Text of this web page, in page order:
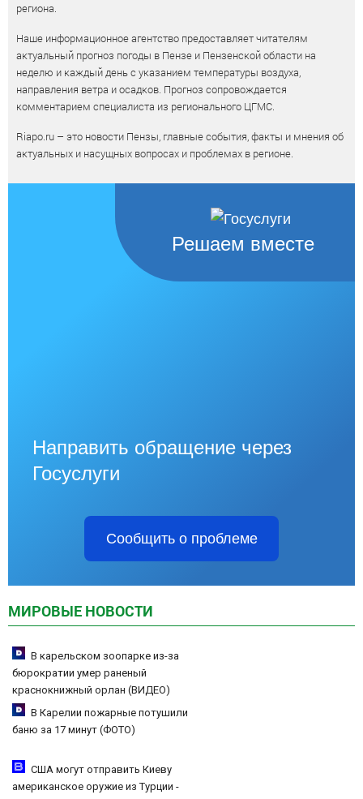
региона.
Наше информационное агентство предоставляет читателям
актуальный прогноз погоды в Пензе и Пензенской области на
неделю и каждый день с указанием температуры воздуха,
направления ветра и осадков. Прогноз сопровождается
комментарием специалиста из регионального ЦГМС.
Riapo.ru – это новости Пензы, главные события, факты и мнения об
актуальных и насущных вопросах и проблемах в регионе.
Решаем вместе
Направить обращение через
Госуслуги
Сообщить о проблеме
МИРОВЫЕ НОВОСТИ
В карельском зоопарке из-за
бюрократии умер раненый
краснокнижный орлан (ВИДЕО)
В Карелии пожарные потушили
баню за 17 минут (ФОТО)
США могут отправить Киеву
американское оружие из Турции -